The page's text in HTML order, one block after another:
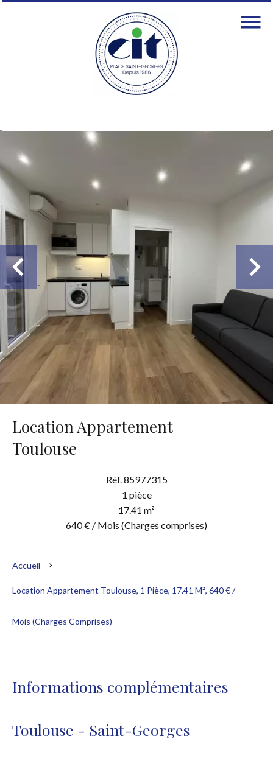
Location Appartement
Toulouse
Réf. 85977315
1 pièce
17.41 m²
640 € / Mois (Charges comprises)
Accueil
Location Appartement Toulouse, 1 Pièce, 17.41 M², 640 € /
Mois (Charges Comprises)
Informations complémentaires
Toulouse - Saint-Georges